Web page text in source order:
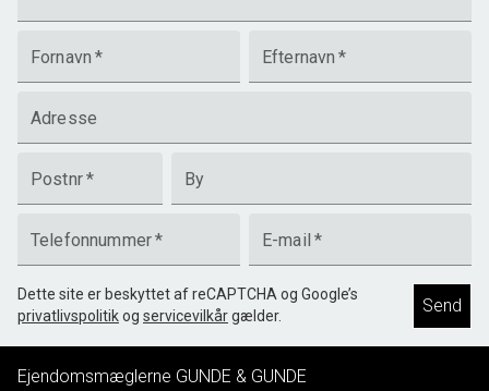
Fornavn * Efternavn *
Adresse
Postnr* By
Telefonnummer* E-mail *
Dette site er beskyttet af reCAPTCHA og Google’s
privatlivspolitikog servicevilkårgælder. Send
Ejendomsmæglerne GUNDE & GUNDE